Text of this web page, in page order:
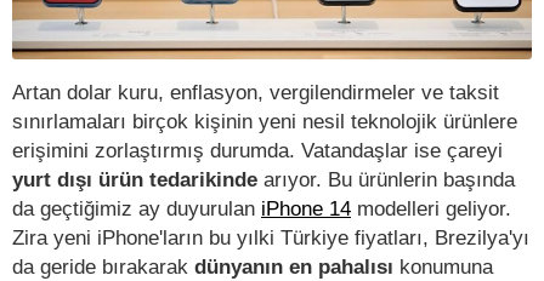
Artan dolar kuru, enflasyon, vergilendirmeler ve taksit
sınırlamaları birçok kişinin yeni nesil teknolojik ürünlere
erişimini zorlaştırmış durumda. Vatandaşlar ise çareyi
yurt dışı ürün tedarikinde arıyor. Bu ürünlerin başında
da geçtiğimiz ay duyurulan iPhone 14 modelleri geliyor.
Zira yeni iPhone'ların bu yılki Türkiye fiyatları, Brezilya'yı
da geride bırakarak dünyanın en pahalısı konumuna